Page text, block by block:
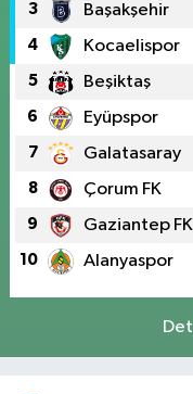
3 Başakşehir
4 Kocaelispor
5 Beşiktaş
6 Eyüpspor
7 Galatasaray
8 Çorum FK
9 Gaziantep FK
10 Alanyaspor